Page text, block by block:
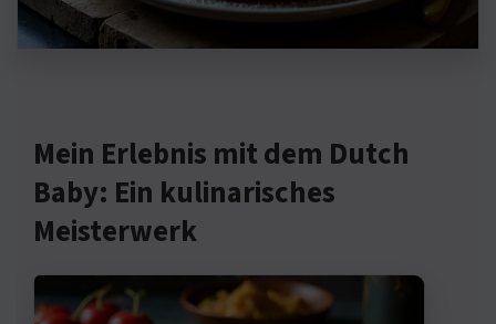
Mein Erlebnis mit dem Dutch
Baby: Ein kulinarisches
Meisterwerk